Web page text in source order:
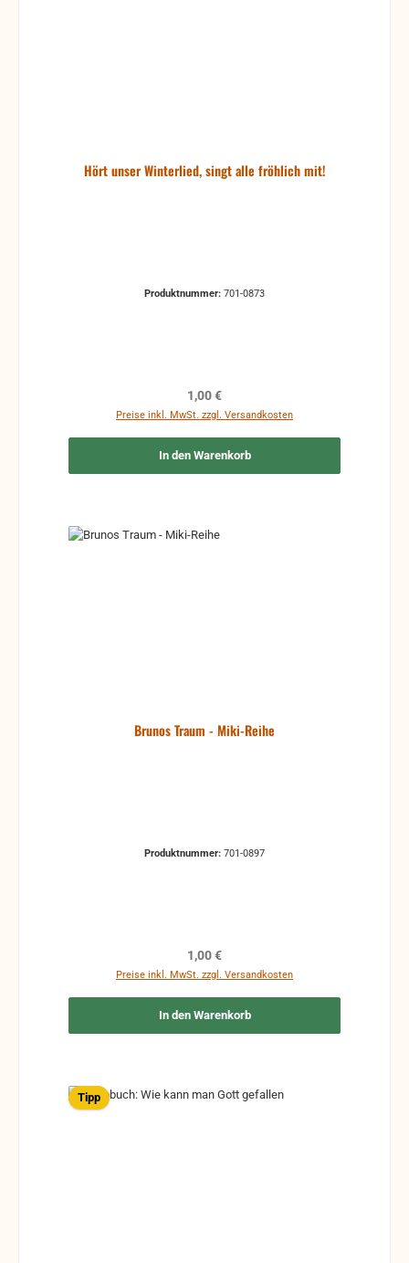
Hört unser Winterlied, singt alle fröhlich mit!
Produktnummer: 701-0873
Regulärer Preis:
1,00 €
Preise inkl. MwSt. zzgl. Versandkosten
In den Warenkorb
Brunos Traum - Miki-Reihe
Produktnummer: 701-0897
Regulärer Preis:
1,00 €
Preise inkl. MwSt. zzgl. Versandkosten
In den Warenkorb
Tipp